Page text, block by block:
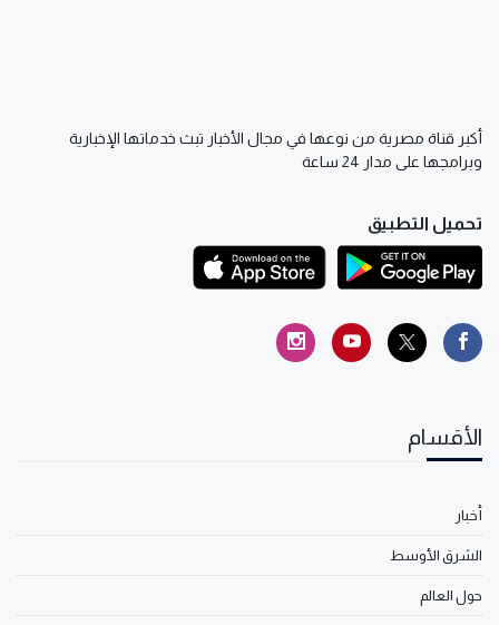
أكبر قناة مصرية من نوعها في مجال الأخبار تبث خدماتها الإخبارية
وبرامجها على مدار 24 ساعة
تحميل التطبيق
الأقسام
أخبار
الشرق الأوسط
حول العالم